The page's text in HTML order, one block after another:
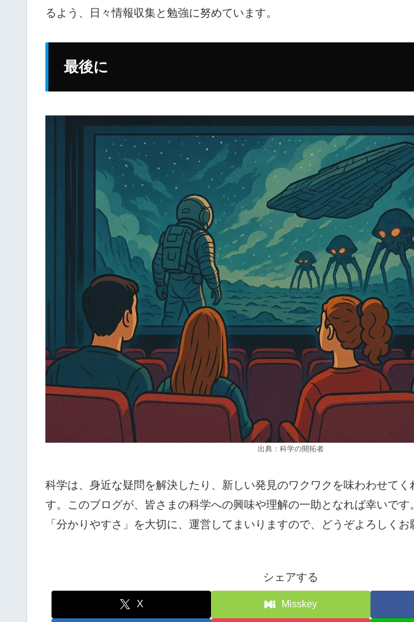
るよう、日々情報収集と勉強に努めています。
最後に
出典：科学の開拓者
科学は、身近な疑問を解決したり、新しい発見のワクワクを味わわせて
す。このブログが、皆さまの科学への興味や理解の一助となれば幸いです
「分かりやすさ」を大切に、運営してまいりますので、どうぞよろしくお
シェアする
X Misskey